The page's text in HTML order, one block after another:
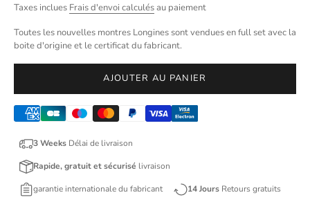
Taxes inclues Frais d'envoi calculésau paiement
Toutes les nouvelles montres Longines sont vendues en full set avec la
boite d'origine et le certificat du fabricant.
AJOUTER AU PANIER
3 Weeks Délai de livraison
Rapide, gratuit et sécurisé livraison
garantie internationale du fabricant 14 Jours Retours gratuits